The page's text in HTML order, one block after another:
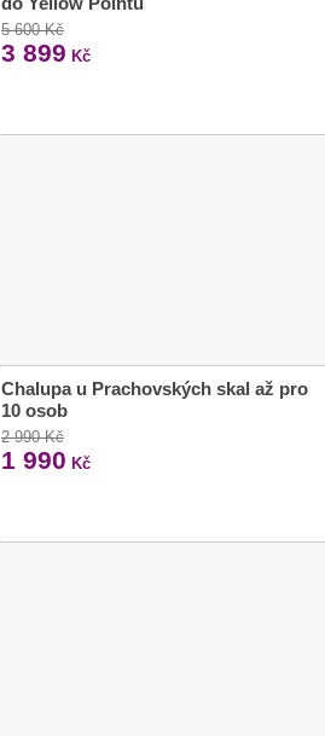
5 600 Kč
3 899 Kč
Chalupa u Prachovských skal až pro
10 osob
2 990 Kč
1 990 Kč